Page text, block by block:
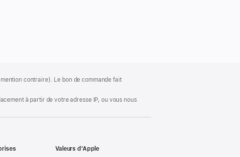
contraire). Le bon de commande fait
à partir de votre adresse IP, ou vous nous
Valeurs d’Apple